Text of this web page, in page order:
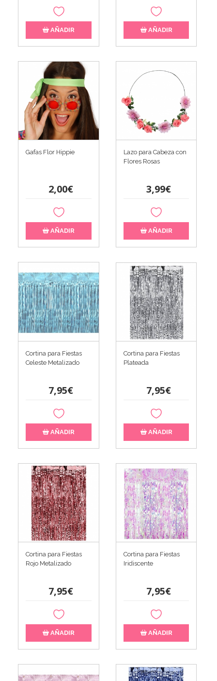
AÑADIR AÑADIR
Gafas Flor Hippie
2,00€
AÑADIR
Lazo para Cabeza con
Flores Rosas
3,99€
AÑADIR
Cortina para Fiestas
Celeste Metalizado
7,95€
AÑADIR
Cortina para Fiestas
Plateada
7,95€
AÑADIR
Cortina para Fiestas
Rojo Metalizado
7,95€
AÑADIR
Cortina para Fiestas
Iridiscente
7,95€
AÑADIR